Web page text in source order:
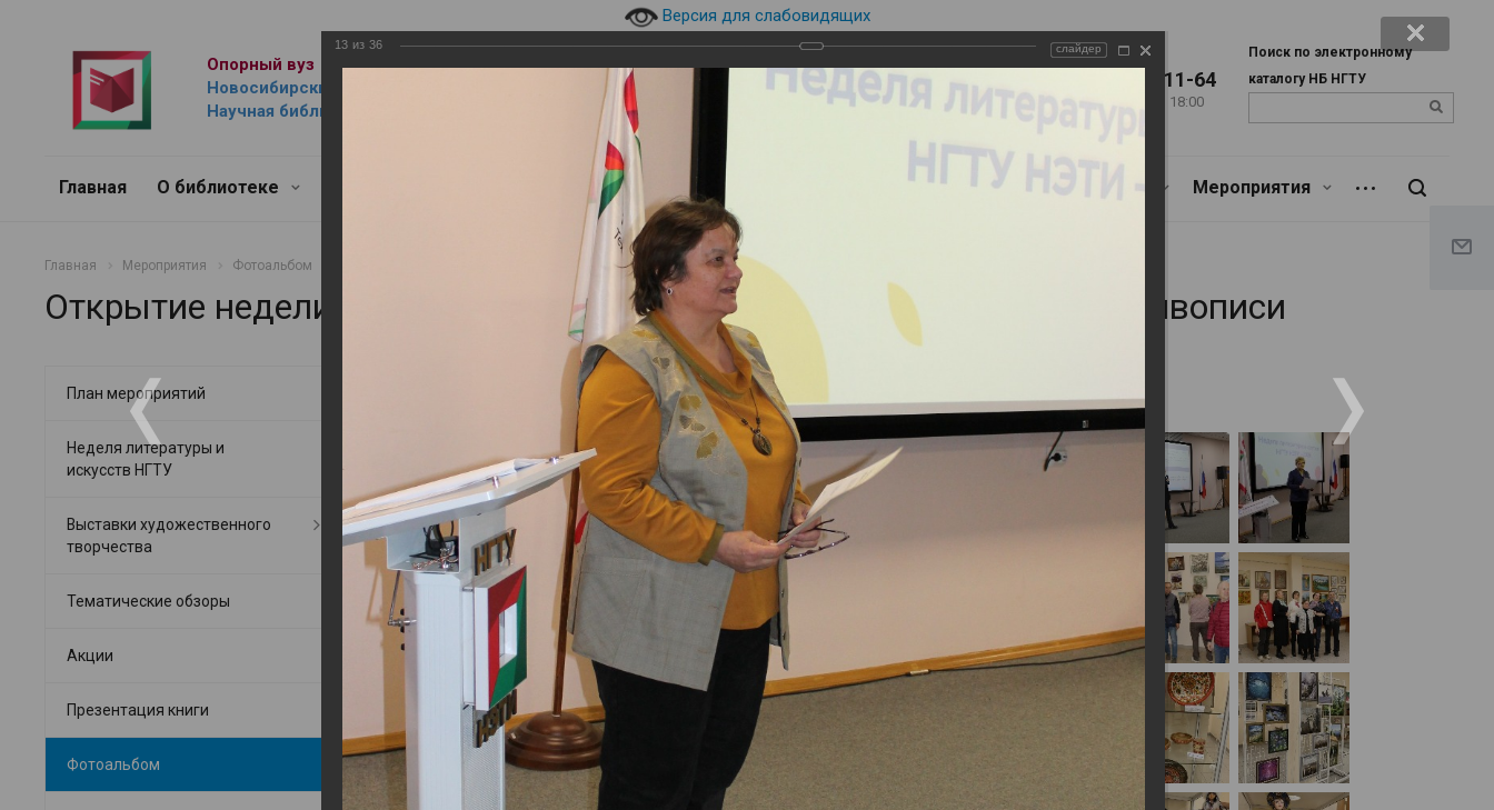
Версия для слабовидящих
Опорный вуз
Новосибирский государственный технический университет НГТУ НЭТИ
Научная библиотека им. Г.П. Лыщинского
+7 (383) 346-11-64
Пн. – Пт.: с 9:00 до 18:00
Поиск по электронному
каталогу НБ НГТУ
630073, г. Новосибирск, пр.
К.Маркса, 20, корпус 8а
эл.почта:
library@corp.nstu.ru
Главная О библиотеке Навигация Студентам Преподавателям Библиотекарям Мероприятия
Главная Мероприятия Фотоальбом Неделя литературы и искусств НГТУ НЭТИ-2026 Открытие недели литературы и искусств НГТУ НЭТИ-2026. День живописи
Открытие недели литературы и искусств НГТУ НЭТИ-2026. День живописи
Открытие недели литературы и искусств НГТУ НЭТИ-2026. День живописи
План мероприятий
Неделя литературы и
искусств НГТУ
Выставки художественного
творчества
Тематические обзоры
Акции
Презентация книги
Фотоальбом
13 из 36 слайдер